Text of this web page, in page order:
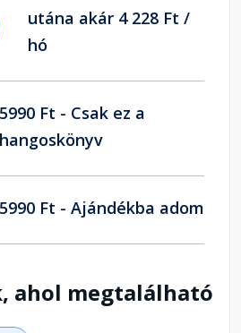
utána akár 4 228 Ft /
hó
5990 Ft - Csak ez a
hangoskönyv
5990 Ft - Ajándékba adom
ahol megtalálható